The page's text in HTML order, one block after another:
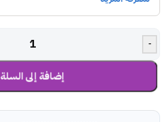
-
إضافة إلى السلة